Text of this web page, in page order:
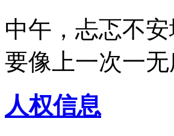
中午，忐忑不
要像上一次一
人权信息